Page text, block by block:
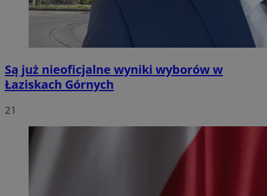
Są już nieoficjalne wyniki wyborów w
Łaziskach Górnych
21